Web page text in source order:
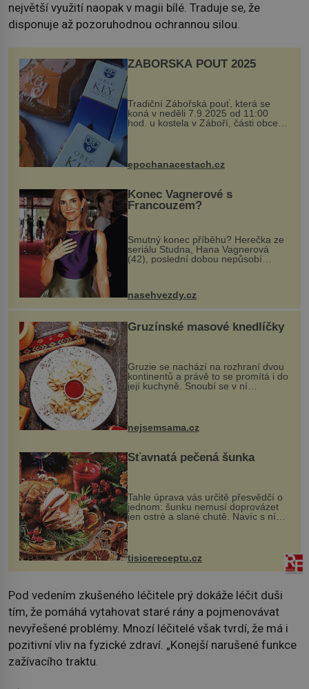
největší využití naopak v magii bílé. Traduje se, že
disponuje až pozoruhodnou ochrannou silou.
ZÁBOŘSKÁ POUŤ 2025
Tradiční Zábořská pouť, která se
koná v neděli 7.9.2025 od 11:00
hod. u kostela v Záboří, části obce
Kly u Mělníka. V programu naleznete
komentovanou prohlídku kostela,
epochanacestach.cz
Konec Vagnerové s
Francouzem?
Smutný konec příběhu? Herečka ze
seriálu Studna, Hana Vagnerová
(42), poslední dobou nepůsobí
nasehvezdy.cz
Gruzínské masové knedlíčky
Gruzie se nachází na rozhraní dvou
kontinentů a právě to se promítá i do
její kuchyně. Snoubí se v ní
evropské a asijské chutě a díky tomu
pokrmy, které rozhodně st...
nejsemsama.cz
Šťavnatá pečená šunka
Tahle úprava vás určitě přesvědčí o
jednom: šunku nemusí doprovázet
jen ostré a slané chutě. Navíc s ní
nakrmíte poměrně hodně hladových
krků. Ingredience sádlo 3 kg šunky
vcelku 3 stroužky česneku hl...
tisicereceptu.cz
Pod vedením zkušeného léčitele prý dokáže léčit duši
tím, že pomáhá vytahovat staré rány a pojmenovávat
nevyřešené problémy. Mnozí léčitelé však tvrdí, že má i
pozitivní vliv na fyzické zdraví. „Konejší narušené funkce
zažívacího traktu.